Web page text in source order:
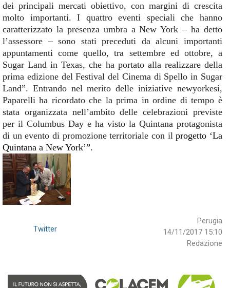
dei principali mercati obiettivo, con margini di crescita
molto importanti. I quattro eventi speciali che hanno
caratterizzato la presenza umbra a New York – ha detto
l’assessore – sono stati preceduti da alcuni importanti
appuntamenti come quello, tra settembre ed ottobre, a
Sugar Land in Texas, che ha portato alla realizzare della
prima edizione del Festival del Cinema di Spello in Sugar
Land”. Entrando nel merito delle iniziative newyorkesi,
Paparelli ha ricordato che la prima in ordine di tempo è
stata organizzata nell’ambito delle celebrazioni previste
per il Columbus Day e ha visto la Quintana protagonista
di un evento di promozione territoriale con ilprogetto ‘La
Quintana a New York’”.
Perugia
14/11/2017 15:10
Redazione
Twitter